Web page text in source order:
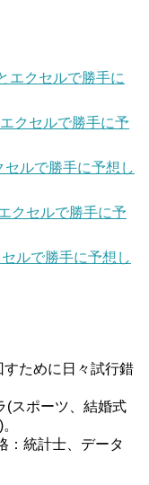
エクセルで勝手に
クセルで勝手に予
セルで勝手に予想し
クセルで勝手に予
ルで勝手に予想し
ために日々試行錯
(スポーツ、結婚式
：統計士、データ